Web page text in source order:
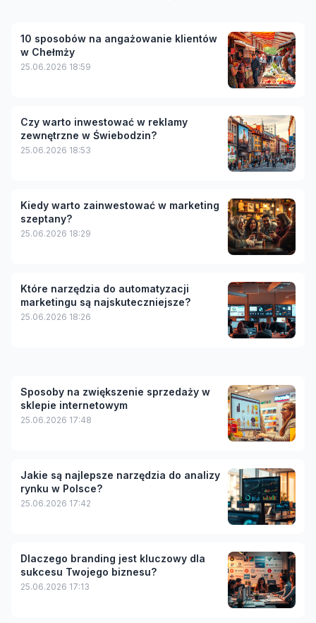
10 sposobów na angażowanie klientów
w Chełmży
25.06.2026 18:59
Czy warto inwestować w reklamy
zewnętrzne w Świebodzin?
25.06.2026 18:53
Kiedy warto zainwestować w marketing
szeptany?
25.06.2026 18:29
Które narzędzia do automatyzacji
marketingu są najskuteczniejsze?
25.06.2026 18:26
Sposoby na zwiększenie sprzedaży w
sklepie internetowym
25.06.2026 17:48
Jakie są najlepsze narzędzia do analizy
rynku w Polsce?
25.06.2026 17:42
Dlaczego branding jest kluczowy dla
sukcesu Twojego biznesu?
25.06.2026 17:13